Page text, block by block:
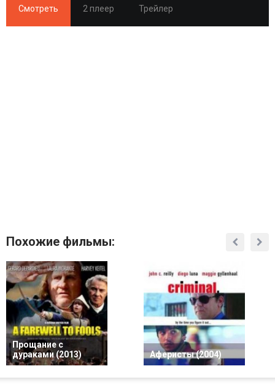
Смотреть 2 плеер Трейлер
Похожие фильмы:
Прощание с
дураками (2013)
Аферисты (2004)